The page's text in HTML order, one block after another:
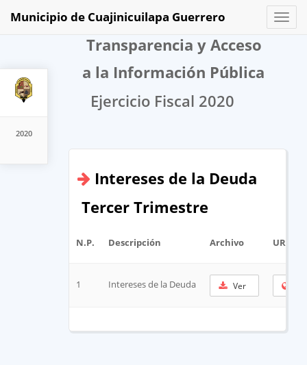
2020
Toggle
Municipio de Cuajinicuilapa Guerrero
Transparencia y Acceso
a la Información Pública
Ejercicio Fiscal 2020
Intereses de la Deuda
Tercer Trimestre
N.P. Descripción Archivo URL
1 Intereses de la Deuda Ver